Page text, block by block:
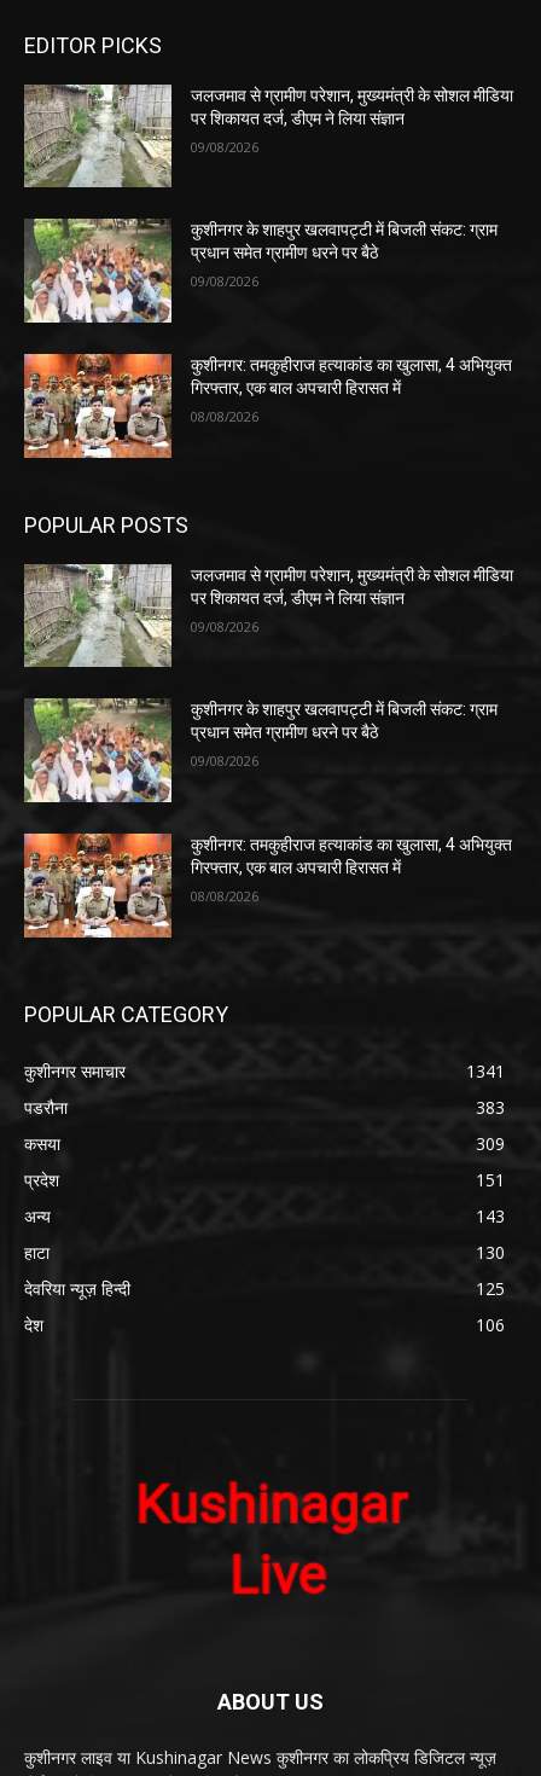
EDITOR PICKS
जलजमाव से ग्रामीण परेशान, मुख्यमंत्री के सोशल मीडिया
पर शिकायत दर्ज, डीएम ने लिया संज्ञान
09/08/2026
कुशीनगर के शाहपुर खलवापट्टी में बिजली संकट: ग्राम
प्रधान समेत ग्रामीण धरने पर बैठे
09/08/2026
कुशीनगर: तमकुहीराज हत्याकांड का खुलासा, 4 अभियुक्त
गिरफ्तार, एक बाल अपचारी हिरासत में
08/08/2026
POPULAR POSTS
जलजमाव से ग्रामीण परेशान, मुख्यमंत्री के सोशल मीडिया
पर शिकायत दर्ज, डीएम ने लिया संज्ञान
09/08/2026
कुशीनगर के शाहपुर खलवापट्टी में बिजली संकट: ग्राम
प्रधान समेत ग्रामीण धरने पर बैठे
09/08/2026
कुशीनगर: तमकुहीराज हत्याकांड का खुलासा, 4 अभियुक्त
गिरफ्तार, एक बाल अपचारी हिरासत में
08/08/2026
POPULAR CATEGORY
कुशीनगर समाचार
1341
पडरौना
383
कसया
309
प्रदेश
151
अन्य
143
हाटा
130
देवरिया न्यूज़ हिन्दी
125
देश
106
ABOUT US
कुशीनगर लाइव या Kushinagar News कुशीनगर का लोकप्रिय डिजिटल न्यूज़